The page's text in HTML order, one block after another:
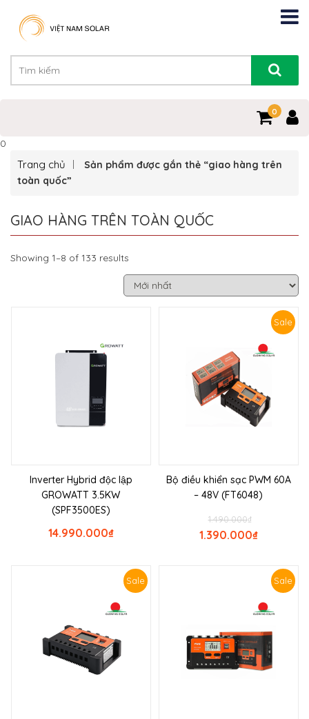
0
0
Trang chủ
Sản phẩm được gắn thẻ “giao hàng trên
toàn quốc”
GIAO HÀNG TRÊN TOÀN QUỐC
Showing 1–8 of 133 results
Inverter Hybrid độc lập
GROWATT 3.5KW
(SPF3500ES)
₫
14.990.000
Sale
Bộ điều khiển sạc PWM 60A
– 48V (FT6048)
₫
1.490.000
₫
1.390.000
Sale Sale